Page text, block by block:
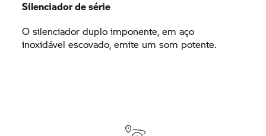
Silenciador de série
O silenciador duplo imponente, em aço
inoxidável escovado, emite um som potente.